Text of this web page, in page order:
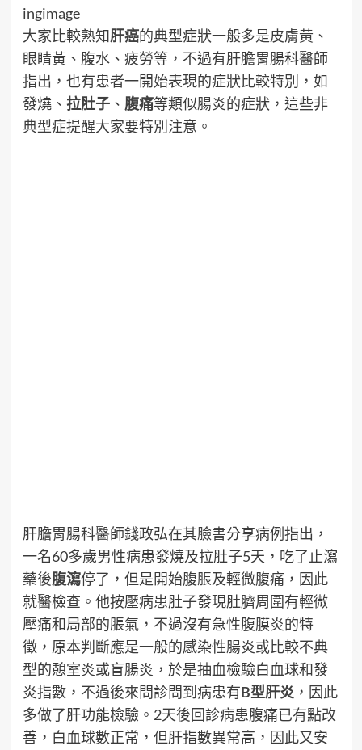
ingimage
大家比較熟知肝癌的典型症狀一般多是皮膚黃、
眼睛黃、腹水、疲勞等，不過有肝膽胃腸科醫師
指出，也有患者一開始表現的症狀比較特別，如
發燒、 拉肚子、 腹痛等類似腸炎的症狀，這些非
典型症提醒大家要特別注意。
肝膽胃腸科醫師錢政弘在其臉書分享病例指出，
一名60多歲男性病患發燒及拉肚子5天，吃了止瀉
藥後腹瀉停了，但是開始腹脹及輕微腹痛，因此
就醫檢查。他按壓病患肚子發現肚臍周圍有輕微
壓痛和局部的脹氣，不過沒有急性腹膜炎的特
徵，原本判斷應是一般的感染性腸炎或比較不典
型的憩室炎或盲腸炎，於是抽血檢驗白血球和發
炎指數，不過後來問診問到病患有B型肝炎 ，因此
多做了肝功能檢驗。2天後回診病患腹痛已有點改
善，白血球數正常，但肝指數異常高，因此又安